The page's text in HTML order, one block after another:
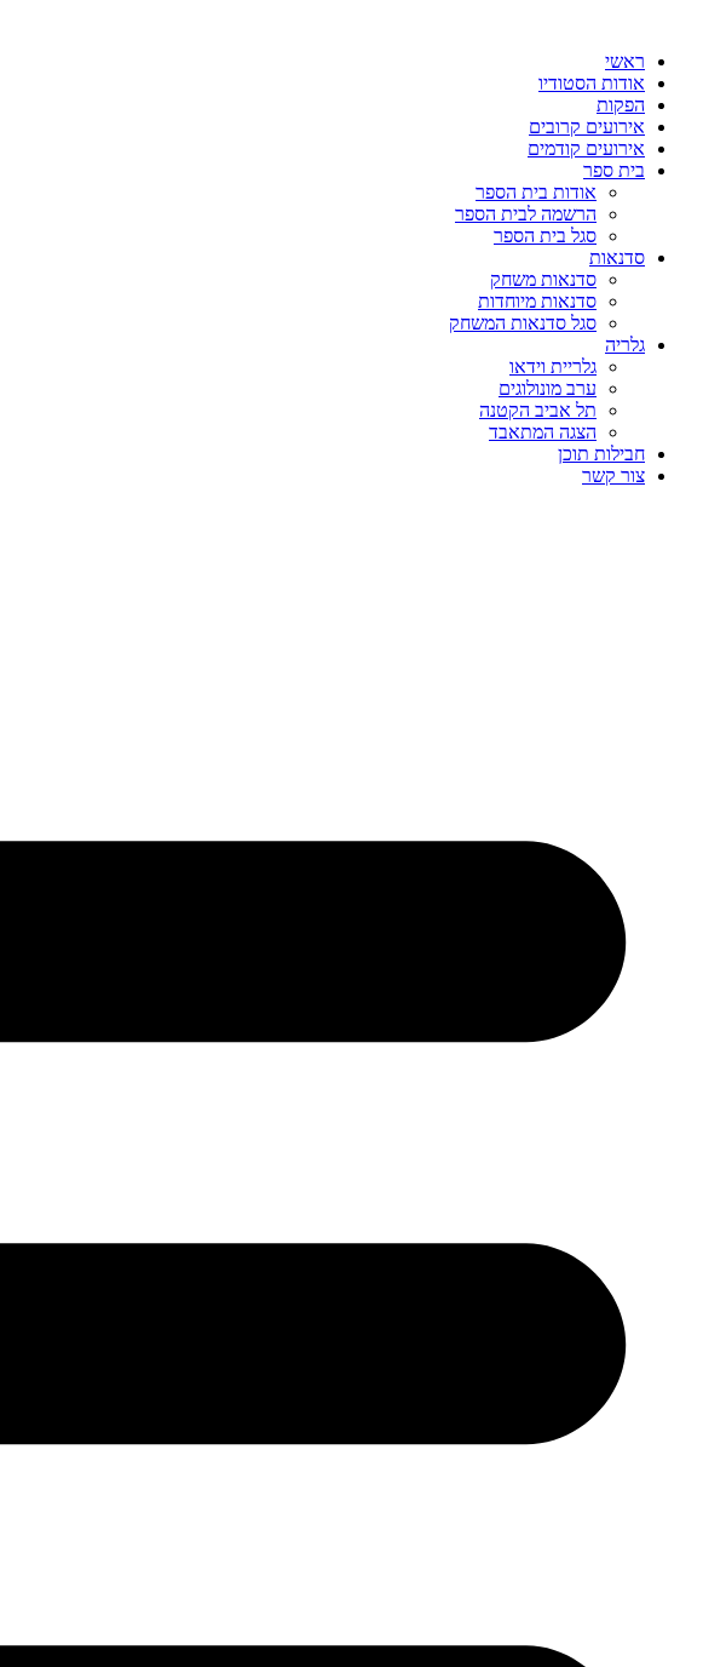
ראשי
אודות הסטודיו
הפקות
אירועים קרובים
אירועים קודמים
בית ספר
אודות בית הספר
הרשמה לבית הספר
סגל בית הספר
סדנאות
סדנאות משחק
סדנאות מיוחדות
סגל סדנאות המשחק
גלריה
גלריית וידאו
ערב מונולוגים
תל אביב הקטנה
הצגה המתאבד
חבילות תוכן
צור קשר